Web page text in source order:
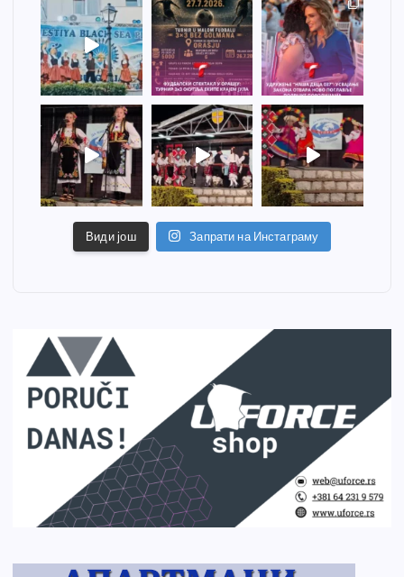
Види још Запрати на Инстаграму